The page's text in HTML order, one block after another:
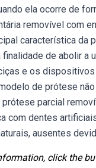
ela ocorre de
removível com
característica da
finalidade de abolir a
e os
de prótese
prótese parcial
com dentes
ausentes
click the